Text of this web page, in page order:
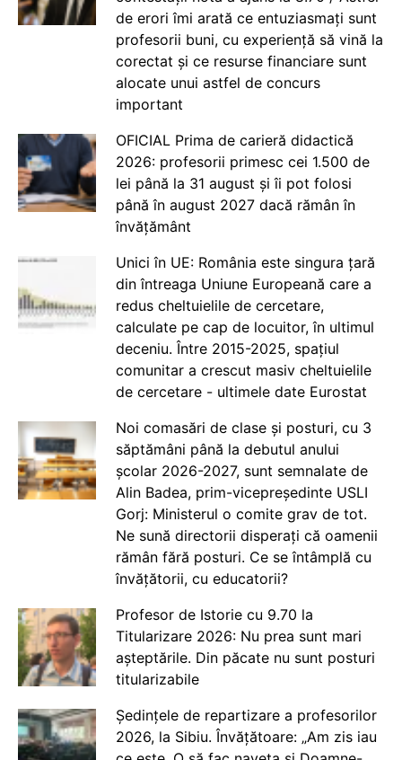
de erori îmi arată ce entuziasmați sunt
profesorii buni, cu experiență să vină la
corectat și ce resurse financiare sunt
alocate unui astfel de concurs
important
OFICIAL Prima de carieră didactică
2026: profesorii primesc cei 1.500 de
lei până la 31 august și îi pot folosi
până în august 2027 dacă rămân în
învățământ
Unici în UE: România este singura țară
din întreaga Uniune Europeană care a
redus cheltuielile de cercetare,
calculate pe cap de locuitor, în ultimul
deceniu. Între 2015-2025, spațiul
comunitar a crescut masiv cheltuielile
de cercetare - ultimele date Eurostat
Noi comasări de clase și posturi, cu 3
săptămâni până la debutul anului
școlar 2026-2027, sunt semnalate de
Alin Badea, prim-vicepreședinte USLI
Gorj: Ministerul o comite grav de tot.
Ne sună directorii disperați că oamenii
rămân fără posturi. Ce se întâmplă cu
învățătorii, cu educatorii?
Profesor de Istorie cu 9.70 la
Titularizare 2026: Nu prea sunt mari
așteptările. Din păcate nu sunt posturi
titularizabile
Ședințele de repartizare a profesorilor
2026, la Sibiu. Învățătoare: „Am zis iau